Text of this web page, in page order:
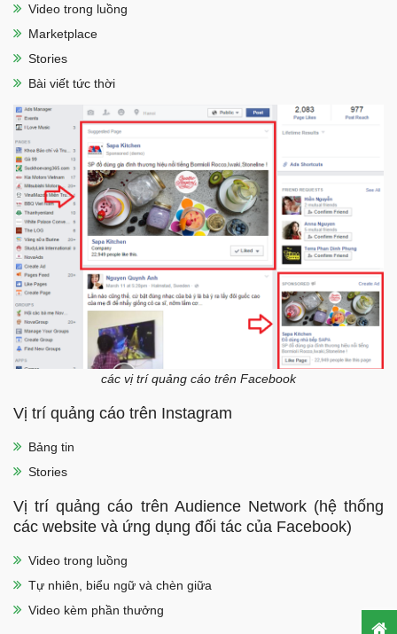
Video trong luồng
Marketplace
Stories
Bài viết tức thời
các vị trí quảng cáo trên Facebook
Vị trí quảng cáo trên Instagram
Bảng tin
Stories
Vị trí quảng cáo trên Audience Network (hệ thống
các website và ứng dụng đối tác của Facebook)
Video trong luồng
Tự nhiên, biểu ngữ và chèn giữa
Video kèm phần thưởng